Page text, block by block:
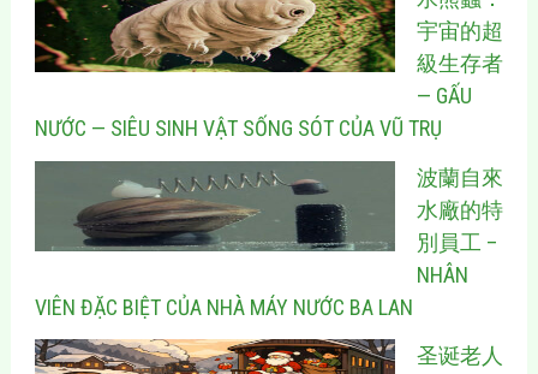
宇宙的超
級生存者
— GẤU
NƯỚC — SIÊU SINH VẬT SỐNG SÓT CỦA VŨ TRỤ
波蘭自來
水廠的特
別員工 –
NHÂN
VIÊN ĐẶC BIỆT CỦA NHÀ MÁY NƯỚC BA LAN
圣诞老人